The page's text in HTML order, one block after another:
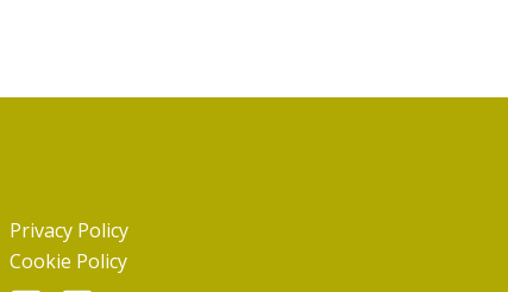
Privacy Policy
Cookie Policy